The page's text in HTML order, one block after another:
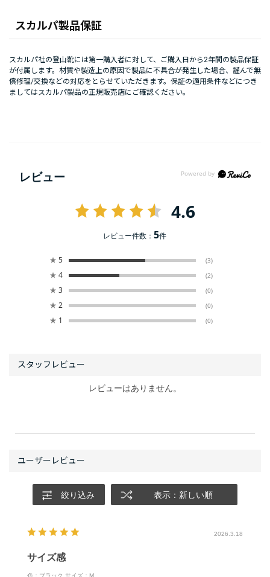
スカルパ製品保証
スカルパ社の登山靴には第一購入者に対して、ご購入日から2年間の製品保証
が付属します。材質や製造上の原因で製品に不具合が発生した場合、謹んで無
償修理/交換などの対応をとらせていただきます。保証の適用条件などにつき
ましてはスカルパ製品の正規販売店にご確認ください。
レビュー
4.6
レビュー件数：5件
★ 5 (3)
★ 4 (2)
★ 3 (0)
★ 2 (0)
★ 1 (0)
絞り込み 表示：新しい順
2026.3.18
サイズ感
色：ブラック サイズ：M
レビューはありません。